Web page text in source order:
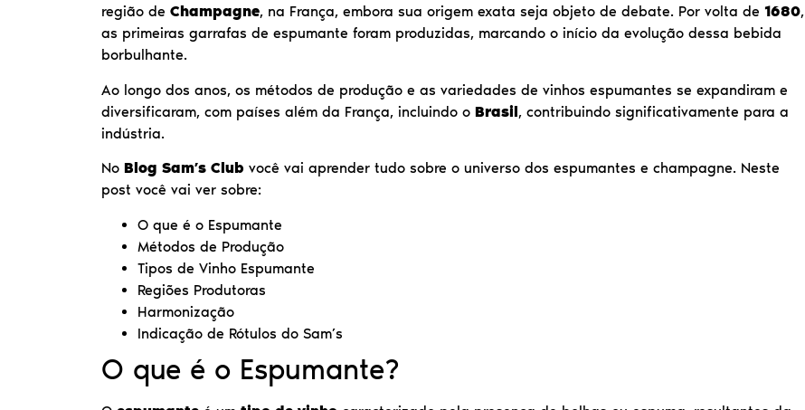
região de Champagne, na França, embora sua origem exata seja objeto de debate. Por volta de 1680,
as primeiras garrafas de espumante foram produzidas, marcando o início da evolução dessa bebida
borbulhante.
Ao longo dos anos, os métodos de produção e as variedades de vinhos espumantes se expandiram e
diversificaram, com países além da França, incluindo o Brasil, contribuindo significativamente para a
indústria.
No Blog Sam’s Club você vai aprender tudo sobre o universo dos espumantes e champagne. Neste
post você vai ver sobre:
O que é o Espumante
Métodos de Produção
Tipos de Vinho Espumante
Regiões Produtoras
Harmonização
Indicação de Rótulos do Sam’s
O que é o Espumante?